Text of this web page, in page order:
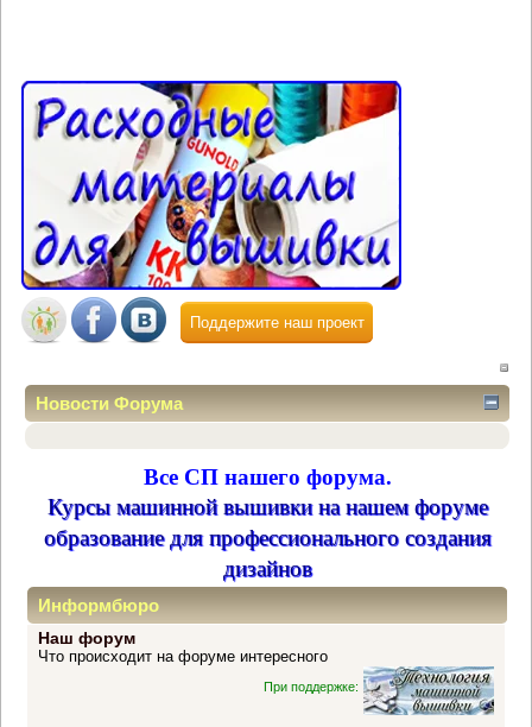
Поддержите наш проект
Новости Форума
Все СП нашего форума.
Курсы машинной вышивки на нашем форуме
образование для профессионального создания
дизайнов
Информбюро
Наш форум
Что происходит на форуме интересного
При поддержке: